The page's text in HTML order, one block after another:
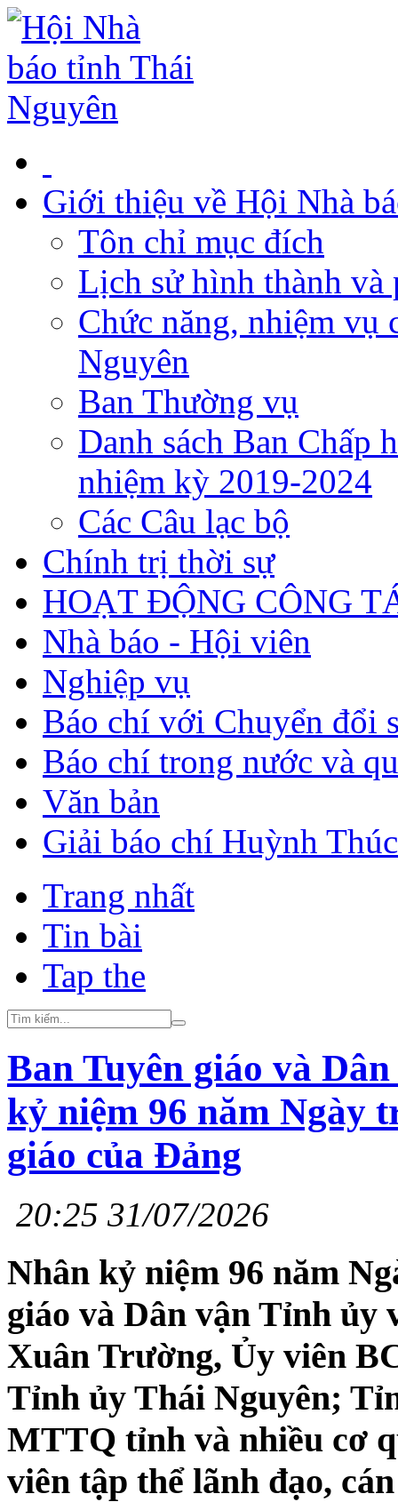
Giới thiệu về Hội Nhà
Tôn chỉ mục đích
Lịch sử hình thành và
Chức năng, nhiệm vụ
Nguyên
Ban Thường vụ
Danh sách Ban Chấp
nhiệm kỳ 2019-2024
Các Câu lạc bộ
Chính trị thời sự
HOẠT ĐỘNG CÔNG
Nhà báo - Hội viên
Nghiệp vụ
Báo chí với Chuyển đổi
Báo chí trong nước và
Văn bản
Giải báo chí Huỳnh
Trang nhất
Tin bài
Tap the
Ban Tuyên giáo và
kỷ niệm 96 năm Ngày
giáo của Đảng
20:25 31/07/2026
Nhân kỷ niệm 96 năm
giáo và Dân vận Tỉnh
Xuân Trường, Ủy viên
Tỉnh ủy Thái Nguyên;
MTTQ tỉnh và nhiều cơ
viên tập thể lãnh đạo,